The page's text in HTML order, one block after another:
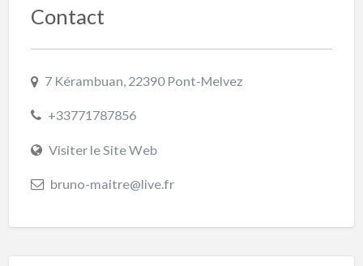
Contact
7 Kérambuan, 22390 Pont-Melvez
+33771787856
Visiter le Site Web
bruno-maitre@live.fr